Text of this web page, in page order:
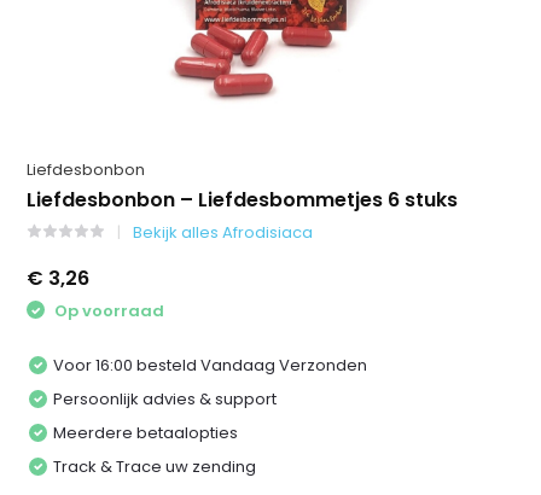
Liefdesbonbon
Liefdesbonbon – Liefdesbommetjes 6 stuks
Bekijk alles Afrodisiaca
€ 3,26
Op voorraad
Voor 16:00 besteld Vandaag Verzonden
Persoonlijk advies & support
Meerdere betaalopties
Track & Trace uw zending